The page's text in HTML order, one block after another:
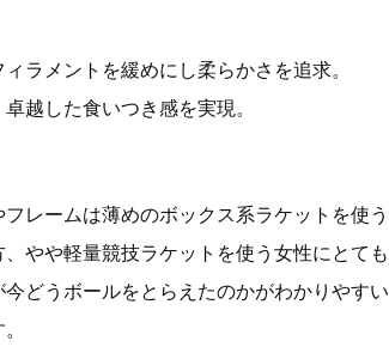
ラメントを緩めにし柔らかさを追求。
越した食いつき感を実現。
レームは薄めのボックス系ラケットを使う
やや軽量競技ラケットを使う女性にとても
どうボールをとらえたのかがわかりやすい